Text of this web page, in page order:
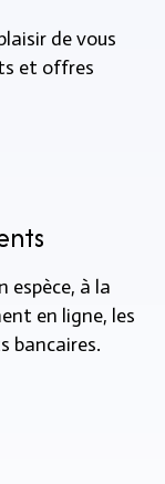
de vous
et offres
espèce, à la
en ligne, les
bancaires.